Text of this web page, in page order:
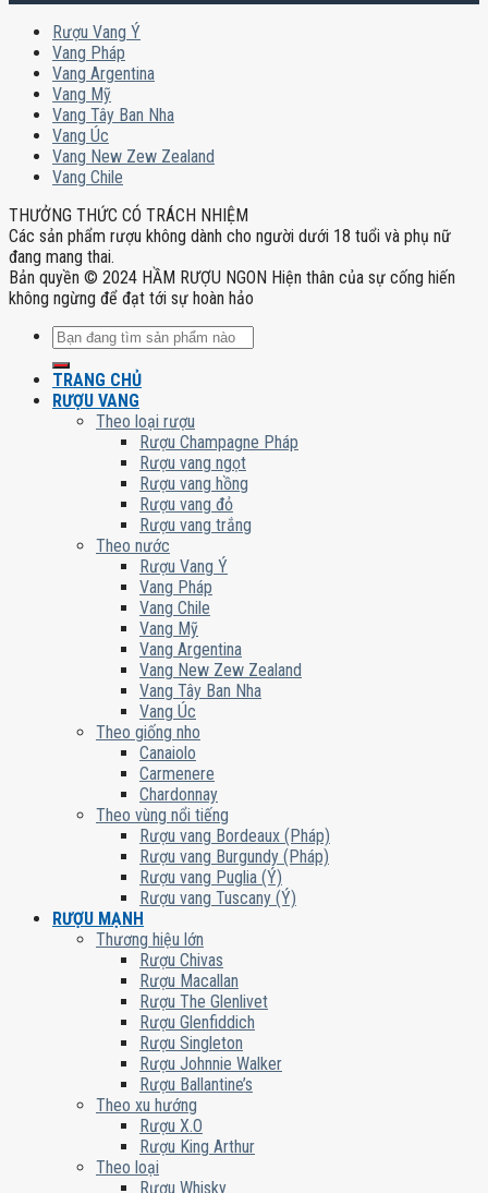
Rượu Vang Ý
Vang Pháp
Vang Argentina
Vang Mỹ
Vang Tây Ban Nha
Vang Úc
Vang New Zew Zealand
Vang Chile
THƯỞNG THỨC CÓ TRÁCH NHIỆM
Các sản phẩm rượu không dành cho người dưới 18 tuổi và phụ nữ
đang mang thai.
Bản quyền © 2024 HẦM RƯỢU NGON Hiện thân của sự cống hiến
không ngừng để đạt tới sự hoàn hảo
Tìm
kiếm:
TRANG CHỦ
RƯỢU VANG
Theo loại rượu
Rượu Champagne Pháp
Rượu vang ngọt
Rượu vang hồng
Rượu vang đỏ
Rượu vang trắng
Theo nước
Rượu Vang Ý
Vang Pháp
Vang Chile
Vang Mỹ
Vang Argentina
Vang New Zew Zealand
Vang Tây Ban Nha
Vang Úc
Theo giống nho
Canaiolo
Carmenere
Chardonnay
Theo vùng nổi tiếng
Rượu vang Bordeaux (Pháp)
Rượu vang Burgundy (Pháp)
Rượu vang Puglia (Ý)
Rượu vang Tuscany (Ý)
RƯỢU MẠNH
Thương hiệu lớn
Rượu Chivas
Rượu Macallan
Rượu The Glenlivet
Rượu Glenfiddich
Rượu Singleton
Rượu Johnnie Walker
Rượu Ballantine’s
Theo xu hướng
Rượu X.O
Rượu King Arthur
Theo loại
Rượu Whisky